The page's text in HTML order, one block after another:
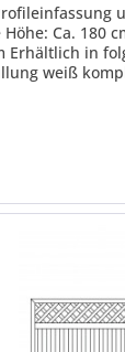
Ca. 180
Erhältlich in
weiß